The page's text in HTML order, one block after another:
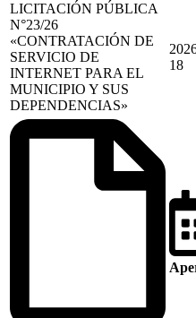
LICITACIÓN PÚBLICA
N°23/26
«CONTRATACIÓN DE
SERVICIO DE
INTERNET PARA EL
MUNICIPIO Y SUS
DEPENDENCIAS»
18